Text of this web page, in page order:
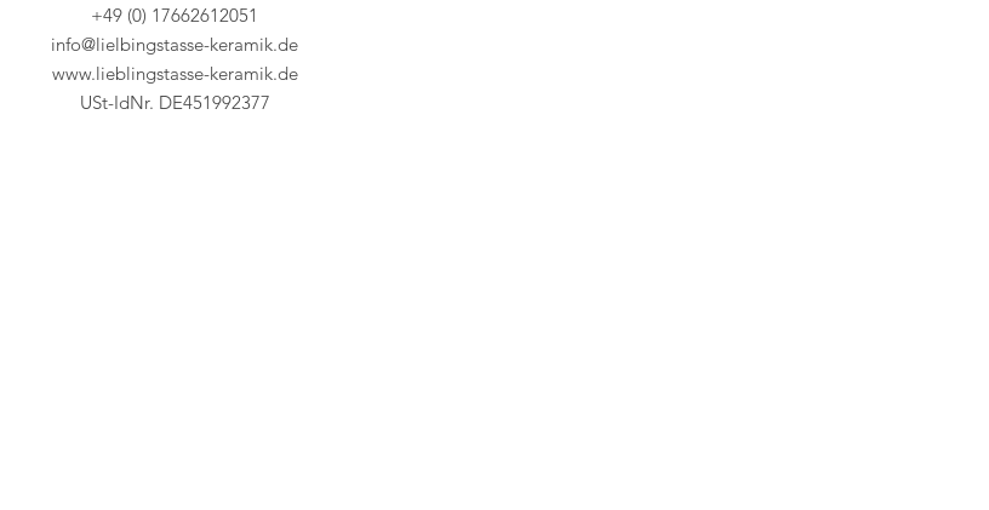
+49 (0) 17662612051
info@lielbingstasse-keramik.de
www.lieblingstasse-keramik.de
USt-IdNr. DE451992377